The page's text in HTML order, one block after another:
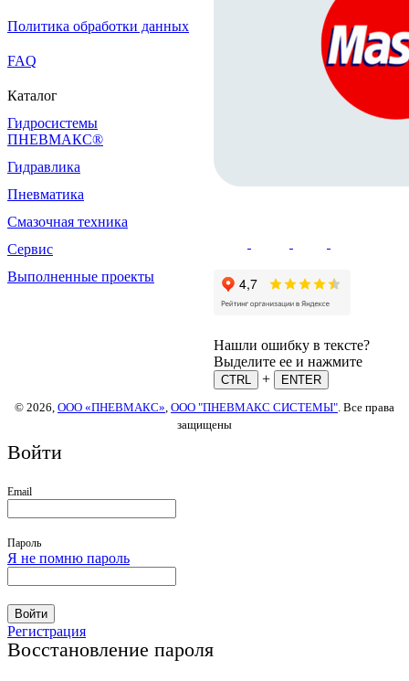
Политика обработки данных
FAQ
Каталог
Гидросистемы
ПНЕВМАКС®
Гидравлика
Пневматика
Смазочная техника
Сервис
Выполненные проекты
Нашли ошибку в тексте?
Выделите ее и нажмите
CTRL +
ENTER
© 2026, ООО «ПНЕВМАКС» ООО "ПНЕВМАКС СИСТЕМЫ" . Все права
защищены
Войти
Email
Пароль
Я не помню пароль
Войти
Регистрация
Восстановление пароля